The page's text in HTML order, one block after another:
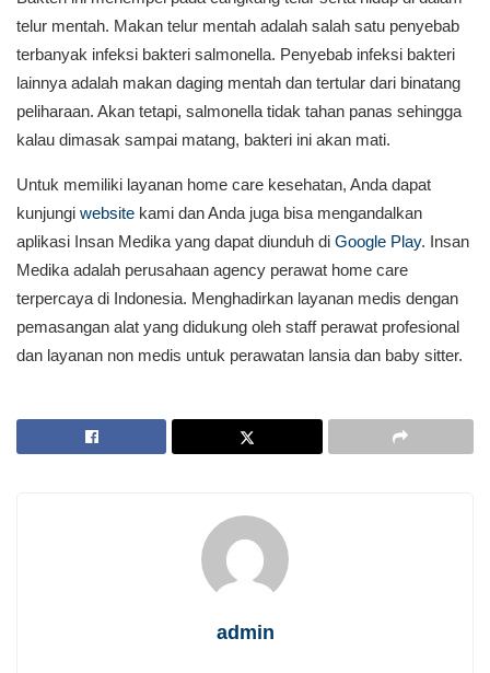
telur mentah. Makan telur mentah adalah salah satu penyebab
terbanyak infeksi bakteri salmonella. Penyebab infeksi bakteri
lainnya adalah makan daging mentah dan tertular dari binatang
peliharaan. Akan tetapi, salmonella tidak tahan panas sehingga
kalau dimasak sampai matang, bakteri ini akan mati.
Untuk memiliki layanan home care kesehatan, Anda dapat
kunjungi website kami dan Anda juga bisa mengandalkan
aplikasi Insan Medika yang dapat diunduh di Google Play. Insan
Medika adalah perusahaan agency perawat home care
terpercaya di Indonesia. Menghadirkan layanan medis dengan
pemasangan alat yang didukung oleh staff perawat profesional
dan layanan non medis untuk perawatan lansia dan baby sitter.
admin